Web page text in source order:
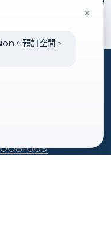
669
×
。預訂空間、